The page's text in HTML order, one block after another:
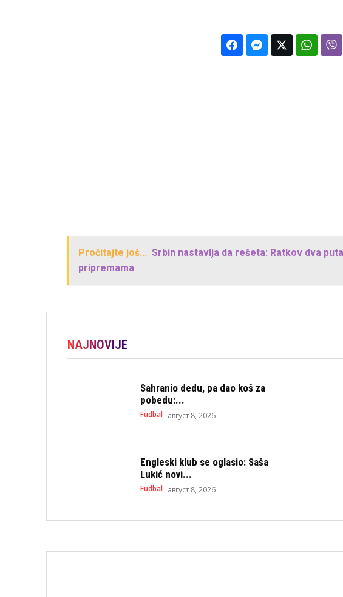
Pročitajte još... Srbin nastavlja da rešeta: Ratkov dva
pripremama
NAJNOVIJE
Sahranio dedu, pa dao koš za
pobedu:...
Fudbal август 8, 2026
Engleski klub se oglasio: Saša
Lukić novi...
Fudbal август 8, 2026